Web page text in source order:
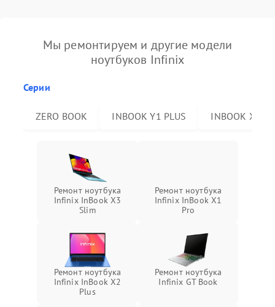
Мы ремонтируем и другие модели
ноутбуков Infinix
Серии
ZERO BOOK INBOOK Y1 PLUS INBOOK X2
Ремонт ноутбука
Infinix InBook X3
Slim
Ремонт ноутбука
Infinix InBook X1
Pro
Ремонт ноутбука
Infinix InBook X2
Plus
Ремонт ноутбука
Infinix GT Book